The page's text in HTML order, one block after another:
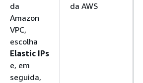
da
Amazon
VPC,
escolha
Elastic IPs
e, em
seguida,
da AWS